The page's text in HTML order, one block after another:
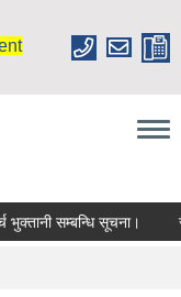
भुक्तानी सम्बन्धि सूचना।